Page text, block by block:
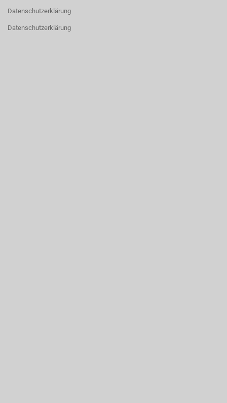
Datenschutzerklärung
Datenschutzerklärung